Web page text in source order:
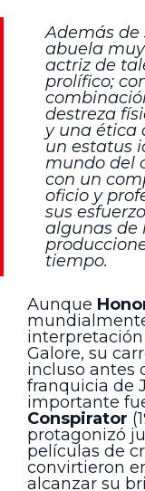
Además
abuela
actriz de
prolífico;
destreza
y una ética
un estatus
mundo del
con un
oficio y
sus
algunas de
tiempo.
Aunque
Galore, su
incluso antes
franquicia de
importante
Conspirator
protagonizó
películas de
convirtieron
alcanzar su